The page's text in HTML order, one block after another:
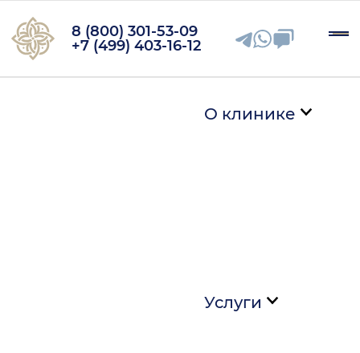
8 (800) 301-53-09
+7 (499) 403-16-12
О клинике
Услуги